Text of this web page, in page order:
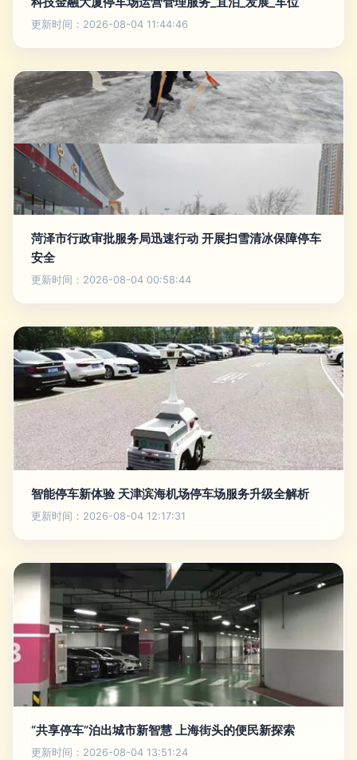
更新时间：2026-08-04 11:44:46
菏泽市行政审批服务局迅速行动 开展扫雪清冰保障停车
安全
更新时间：2026-08-04 00:58:44
智能停车新体验 天津滨海机场停车场服务升级全解析
更新时间：2026-08-04 12:17:31
“共享停车”泊出城市新智慧 上海街头的便民新探索
更新时间：2026-08-04 13:51:24